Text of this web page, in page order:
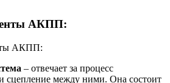
АКПП:
– отвечает за процесс
сцепление между ними. Она состоит